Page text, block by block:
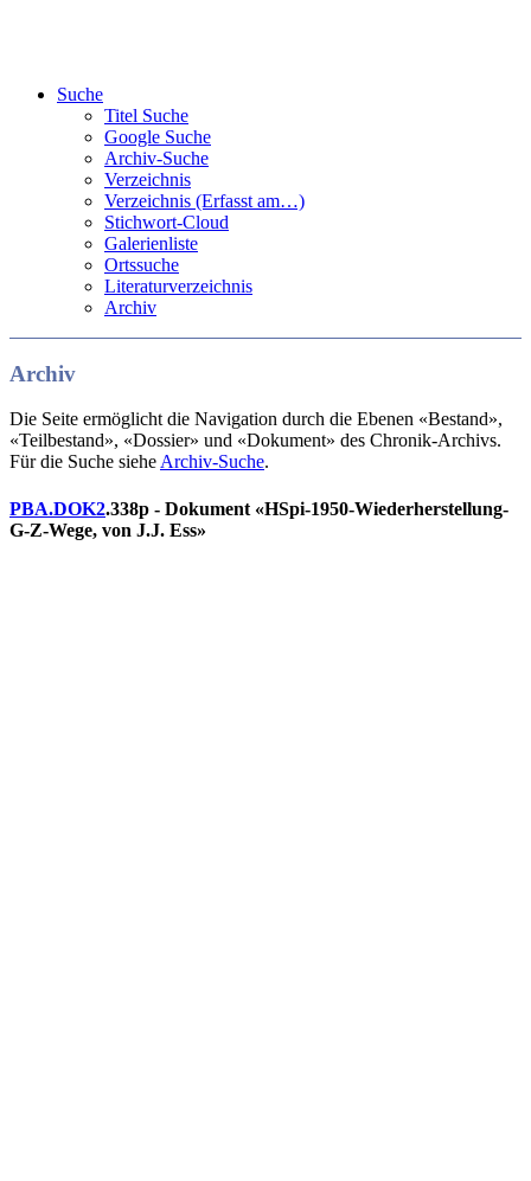
Suche
Titel Suche
Google Suche
Archiv-Suche
Verzeichnis
Verzeichnis (Erfasst am…)
Stichwort-Cloud
Galerienliste
Ortssuche
Literaturverzeichnis
Archiv
Archiv
Die Seite ermöglicht die Navigation durch die Ebenen «Bestand»,
«Teilbestand», «Dossier» und «Dokument» des Chronik-Archivs.
Für die Suche sieheArchiv-Suche.
PBA.DOK2.338p - Dokument «HSpi-1950-Wiederherstellung-
G-Z-Wege, von J.J. Ess»